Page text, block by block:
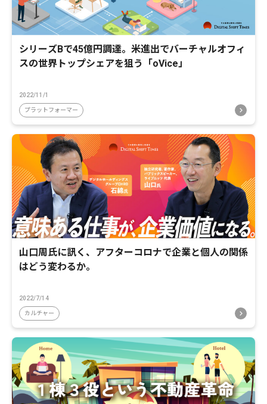
シリーズBで45億円調達。米進出でバーチャルオフィ
スの世界トップシェアを狙う「oVice」
2022/11/1
プラットフォーマー
山口周氏に訊く、アフターコロナで企業と個人の関係
はどう変わるか。
2022/7/14
カルチャー